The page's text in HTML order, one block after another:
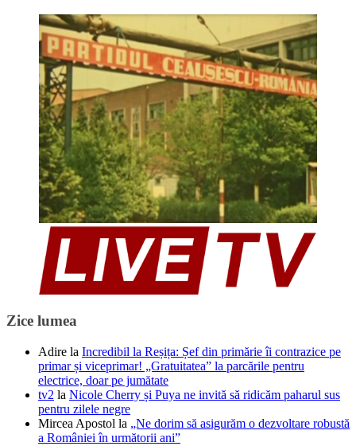
Zice lumea
Adire la Incredibil la Reșița: Șef din primărie îi contrazice pe
primar și viceprimar! „Gratuitatea” la parcările pentru
electrice, doar pe jumătate
tv2 la Nicole Cherry și Puya ne invită să ridicăm paharul sus
pentru zilele negre
Mircea Apostol la „Ne dorim să asigurăm o dezvoltare robustă
a României în următorii ani”